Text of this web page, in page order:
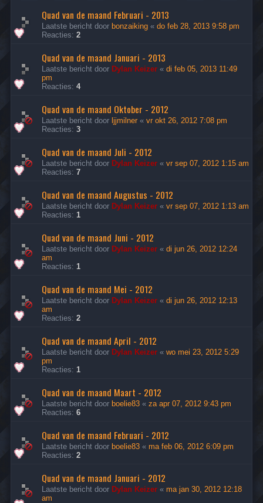
Quad van de maand Februari - 2013
Laatste bericht door bonzaiking « do feb 28, 2013 9:58 pm
Reacties: 2
Quad van de maand Januari - 2013
Laatste bericht door Dylan Keizer « di feb 05, 2013 11:49
pm
Reacties: 4
Quad van de maand Oktober - 2012
Laatste bericht door ljjmilner « vr okt 26, 2012 7:08 pm
Reacties: 3
Quad van de maand Juli - 2012
Laatste bericht door Dylan Keizer « vr sep 07, 2012 1:15 am
Reacties: 7
Quad van de maand Augustus - 2012
Laatste bericht door Dylan Keizer « vr sep 07, 2012 1:13 am
Reacties: 1
Quad van de maand Juni - 2012
Laatste bericht door Dylan Keizer « di jun 26, 2012 12:24
am
Reacties: 1
Quad van de maand Mei - 2012
Laatste bericht door Dylan Keizer « di jun 26, 2012 12:13
am
Reacties: 2
Quad van de maand April - 2012
Laatste bericht door Dylan Keizer « wo mei 23, 2012 5:29
pm
Reacties: 1
Quad van de maand Maart - 2012
Laatste bericht door boelie83 « za apr 07, 2012 9:43 pm
Reacties: 6
Quad van de maand Februari - 2012
Laatste bericht door boelie83 « ma feb 06, 2012 6:09 pm
Reacties: 2
Quad van de maand Januari - 2012
Laatste bericht door Dylan Keizer « ma jan 30, 2012 12:18
am